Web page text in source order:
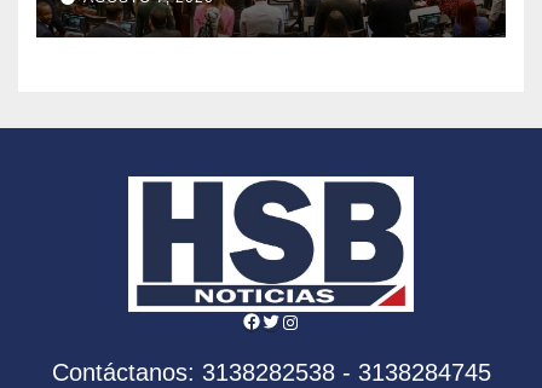
de Abelardo de la Espriella
Facebook
Twitter
Instagram
Contáctanos: 3138282538 - 3138284745